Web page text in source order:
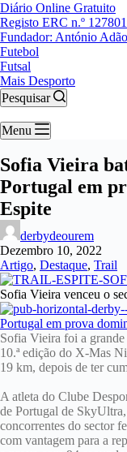
Diário Online Gratuito
Registo ERC n.º 127801
Fundador: António
Futebol
Futsal
Mais Desporto
Pesquisar
Menu
Sofia Vieira
Portugal em
Espite
derbydeourem
Dezembro 10, 2022
Artigo, Destaque, Trail
Sofia Vieira venceu o
Sofia Vieira foi a
10.ª edição do X-Mas
19 km, depois de ter
A atleta do Clube
de Portugal de
concorrentes do sector
com vantagem para a